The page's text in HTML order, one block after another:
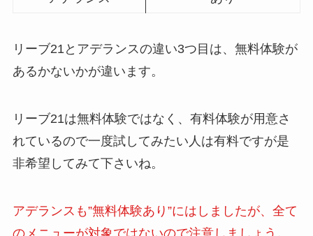
リーブ21とアデランスの違い3つ目は、無料体験が
あるかないかが違います。
リーブ21は無料体験ではなく、有料体験が用意さ
れているので一度試してみたい人は有料ですが是
非希望してみて下さいね。
アデランスも”無料体験あり”にはしましたが、全て